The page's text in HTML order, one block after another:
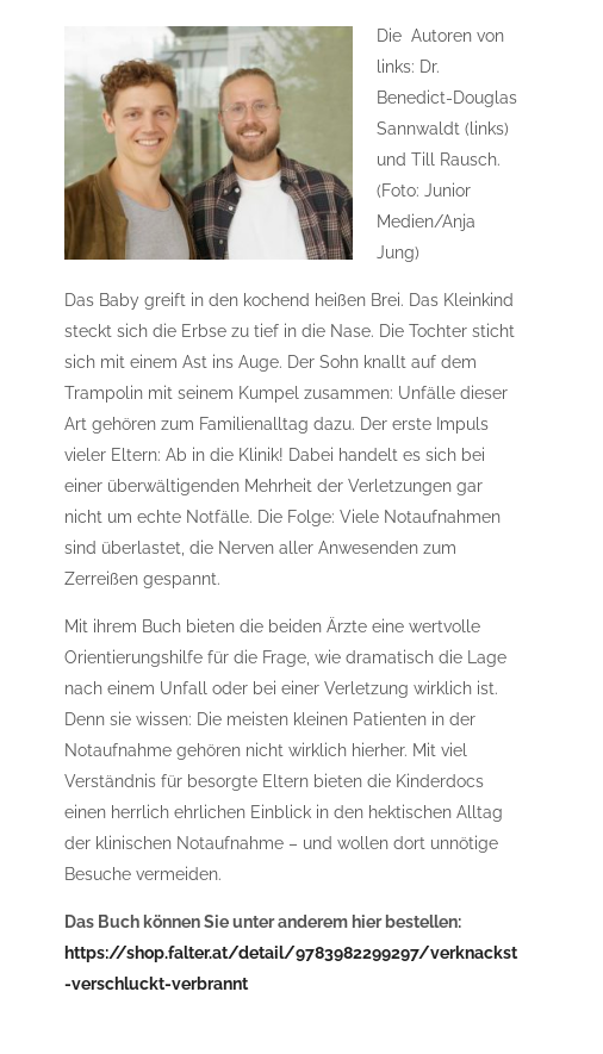
Die Autoren von
links: Dr.
Benedict-Douglas
Sannwaldt (links)
und Till Rausch.
(Foto: Junior
Medien/Anja
Jung)
Das Baby greift in den kochend heißen Brei. Das Kleinkind
steckt sich die Erbse zu tief in die Nase. Die Tochter sticht
sich mit einem Ast ins Auge. Der Sohn knallt auf dem
Trampolin mit seinem Kumpel zusammen: Unfälle dieser
Art gehören zum Familienalltag dazu. Der erste Impuls
vieler Eltern: Ab in die Klinik! Dabei handelt es sich bei
einer überwältigenden Mehrheit der Verletzungen gar
nicht um echte Notfälle. Die Folge: Viele Notaufnahmen
sind überlastet, die Nerven aller Anwesenden zum
Zerreißen gespannt.
Mit ihrem Buch bieten die beiden Ärzte eine wertvolle
Orientierungshilfe für die Frage, wie dramatisch die Lage
nach einem Unfall oder bei einer Verletzung wirklich ist.
Denn sie wissen: Die meisten kleinen Patienten in der
Notaufnahme gehören nicht wirklich hierher. Mit viel
Verständnis für besorgte Eltern bieten die Kinderdocs
einen herrlich ehrlichen Einblick in den hektischen Alltag
der klinischen Notaufnahme – und wollen dort unnötige
Besuche vermeiden.
Das Buch können Sie unter anderem hier bestellen:
https://shop.falter.at/detail/9783982299297/verknackst
-verschluckt-verbrannt